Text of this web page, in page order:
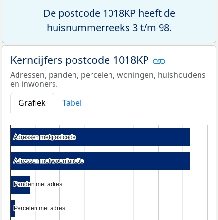
De postcode 1018KP heeft de
huisnummerreeks 3 t/m 98.
Kerncijfers postcode 1018KP
Adressen, panden, percelen, woningen, huishoudens
en inwoners.
Grafiek
Tabel
Adressen met postcode
Adressen met postcode
Adressen met woonfunctie
Adressen met woonfunctie
Panden met adres
Panden met adres
Percelen met adres
Percelen met adres